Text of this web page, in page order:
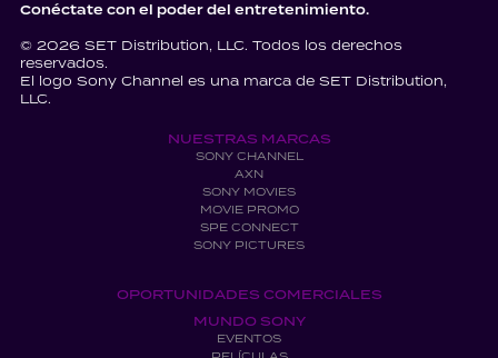
Conéctate con el poder del entretenimiento.
© 2026 SET Distribution, LLC. Todos los derechos
reservados.
El logo Sony Channel es una marca de SET Distribution,
LLC.
NUESTRAS MARCAS
SONY CHANNEL
AXN
SONY MOVIES
MOVIE PROMO
SPE CONNECT
SONY PICTURES
OPORTUNIDADES COMERCIALES
MUNDO SONY
EVENTOS